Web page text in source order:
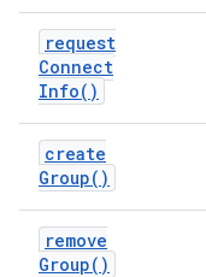
request
Connect
Info( )
create
Group( )
remove
Group( )